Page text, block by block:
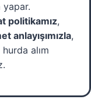
yapar.
politikamız,
anlayışımızla,
alım